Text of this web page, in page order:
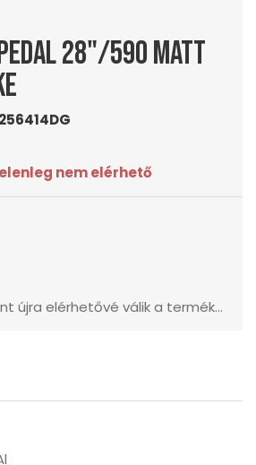
28"/590 matt
nem elérhető
újra elérhetővé válik a termék...